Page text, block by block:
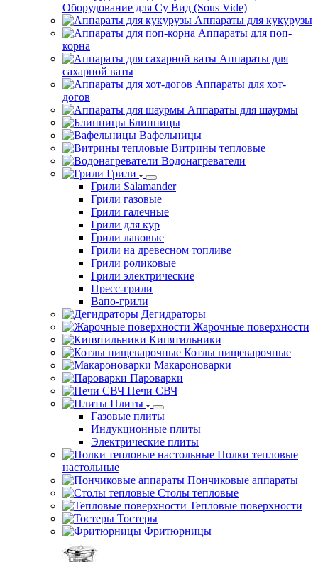
Оборудование для Су Вид (Sous Vide)
Аппараты для кукурузы
Аппараты для поп-
корна
Аппараты для
сахарной ваты
Аппараты для хот-
догов
Аппараты для шаурмы
Блинницы
Вафельницы
Витрины тепловые
Водонагреватели
Грили
Грили Salamander
Грили газовые
Грили галечные
Грили для кур
Грили лавовые
Грили на древесном топливе
Грили роликовые
Грили электрические
Пресс-грили
Вапо-грили
Дегидраторы
Жарочные поверхности
Кипятильники
Котлы пищеварочные
Макароноварки
Пароварки
Печи СВЧ
Плиты
Газовые плиты
Индукционные плиты
Электрические плиты
Полки тепловые
настольные
Пончиковые аппараты
Столы тепловые
Тепловые поверхности
Тостеры
Фритюрницы